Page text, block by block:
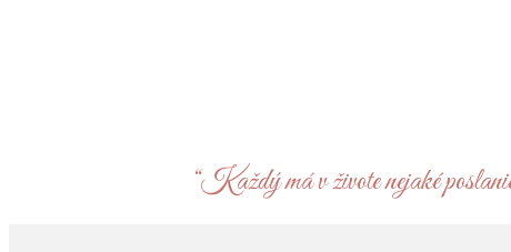
“Každý má v živote nejaké